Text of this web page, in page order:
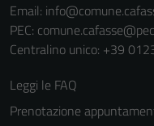
Email:
PEC:
Centralino unico: +39
Leggi le FAQ
Prenotazione